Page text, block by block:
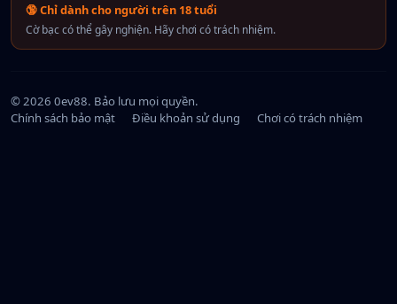
🔞 Chỉ dành cho người trên 18 tuổi
Cờ bạc có thể gây nghiện. Hãy chơi có trách nhiệm.
© 2026 0ev88. Bảo lưu mọi quyền.
Chính sách bảo mật
Điều khoản sử dụng Chơi có trách nhiệm